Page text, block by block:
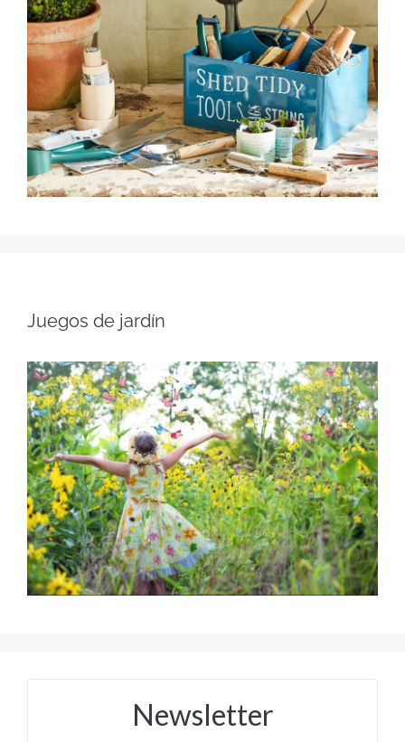
Juegos de jardín
Newsletter